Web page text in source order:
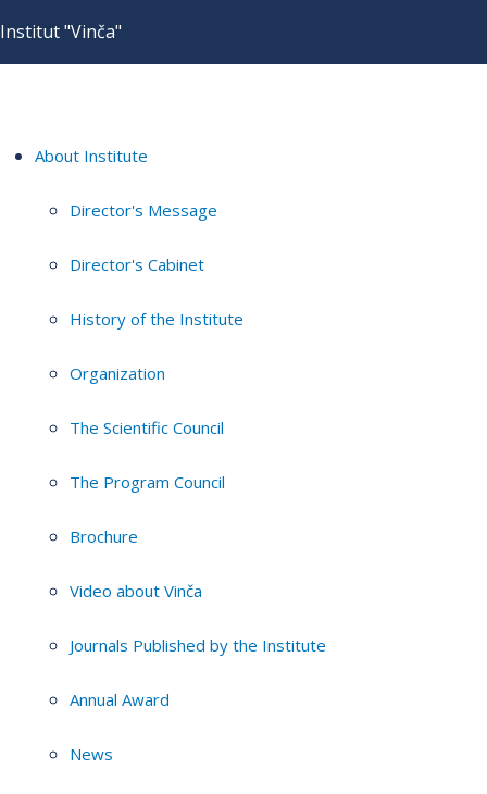
Institut "Vinča"
About Institute
Director's Message
Director's Cabinet
History of the Institute
Organization
The Scientific Council
The Program Council
Brochure
Video about Vinča
Journals Published by the Institute
Annual Award
News